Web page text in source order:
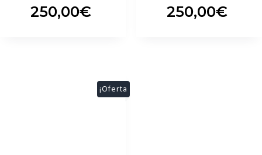
250,00€
250,00€
¡Oferta